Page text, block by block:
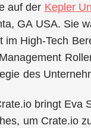
auf der Kepler
GA USA. Sie
im High-Tech
des
bringt Eva
um Crate.io